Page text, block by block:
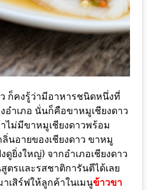
ว ก็คงรู้ว่ามีอาหารชนิดหนึ่งที่
อำเภอ นั่นก็คือขาหมูเชียงดาว
ไม่มีขาหมูเชียงดาวพร้อม
นอายของเชียงดาว ขาหมู
ดูยิ่งใหญ่) จากอำเภอเชียงดาว
ตรและรสชาติการันตีได้เลย
าเสิร์ฟให้ลูกค้าในเมนูข้าวขา